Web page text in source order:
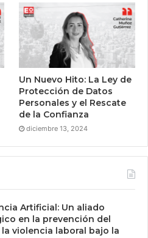
Un Nuevo Hito: La Ley de
Protección de Datos
Personales y el Rescate
de la Confianza
diciembre 13, 2024
Artificial: Un aliado
en la prevención del
violencia laboral bajo la